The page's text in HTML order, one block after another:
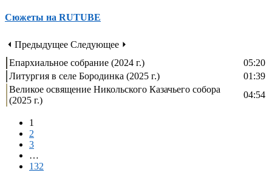
Сюжеты на RUTUBE
⏴ Предыдущее Следующее ⏵
Епархиальное собрание (2024 г.)
05:20
Литургия в селе Бородинка (2025 г.)
01:39
Великое освящение Никольского Казачьего собора
(2025 г.)
04:54
1
2
3
…
132